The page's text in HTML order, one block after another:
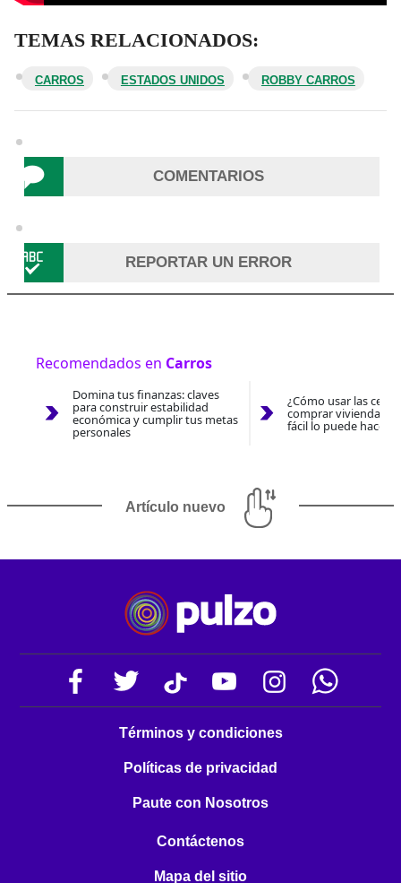
TEMAS RELACIONADOS:
CARROS ESTADOS UNIDOS ROBBY CARROS
COMENTARIOS
REPORTAR UN ERROR
Recomendados en Carros
Domina tus finanzas: claves
para construir estabilidad
económica y cumplir tus metas
personales
¿Cómo usar las
comprar vivienda
fácil lo puede hacer
Artículo nuevo
Términos y condiciones
Políticas de privacidad
Paute con Nosotros
Contáctenos
Mapa del sitio